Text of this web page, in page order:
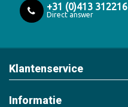
+31 (0)413 312216
Direct answer
Klantenservice
Informatie